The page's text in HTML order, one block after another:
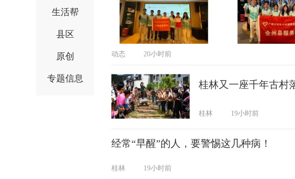
生活帮
县区
原创
专题信息
动态 20小时前
桂林又一座千年古村
桂林 19小时前
经常“早醒”的人，要警惕这几种病！
桂林 19小时前